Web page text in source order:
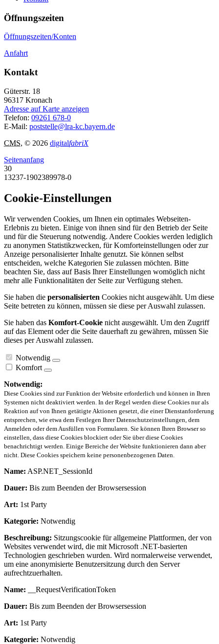
Öffnungszeiten
Öffnungszeiten/Konten
Anfahrt
Kontakt
Güterstr. 18
96317 Kronach
Adresse auf Karte anzeigen
Telefon: 09261 678-0
E-Mail: poststelle@lra-kc.bayern.de
CMS, © 2026 digitalfabriX
Seitenanfang
30
13237-1902389978-0
Cookie-Einstellungen
Wir verwenden Cookies, um Ihnen ein optimales Webseiten-
Erlebnis zu bieten. Einige von ihnen sind für den Betrieb der Seite
und für die Steuerung notwendig. Andere Cookies werden lediglich
zu anonymen Statistikzwecken, für Komforteinstellungen oder zur
Anzeige personalisierter Inhalte genutzt. Sie können selbst
entscheiden, welche Kategorien Sie zulassen möchten. Bitte
beachten Sie, dass auf Basis Ihrer Einstellungen womöglich nicht
mehr alle Funktionalitäten der Seite zur Verfügung stehen.
Sie haben die personalisierten Cookies nicht ausgewählt. Um diese
Seite betreten zu können, müssen sie diese per Auswahl zulassen.
Sie haben das Komfort-Cookie nicht ausgewählt. Um den Zugriff
auf das Element oder die Seite dauerhaft zu gewähren, müssen Sie
dieses per Auswahl zulassen.
Notwendig
Komfort
Notwendig:
Diese Cookies sind zur Funktion der Website erforderlich und können in Ihren
Systemen nicht deaktiviert werden. In der Regel werden diese Cookies nur als
Reaktion auf von Ihnen getätigte Aktionen gesetzt, die einer Dienstanforderung
entsprechen, wie etwa dem Festlegen Ihrer Datenschutzeinstellungen, dem
Anmelden oder dem Ausfüllen von Formularen. Sie können Ihren Browser so
einstellen, dass diese Cookies blockiert oder Sie über diese Cookies
benachrichtigt werden. Einige Bereiche der Website funktionieren dann aber
nicht. Diese Cookies speichern keine personenbezogenen Daten.
Name: ASP.NET_SessionId
Dauer: Bis zum Beenden der Browsersession
Art: 1st Party
Kategorie: Notwendig
Beschreibung: Sitzungscookie für allgemeine Plattformen, der von
Websites verwendet wird, die mit Microsoft .NET-basierten
Technologien geschrieben wurden. Wird normalerweise verwendet,
um eine anonymisierte Benutzersitzung durch den Server
aufrechtzuerhalten.
Name: __RequestVerificationToken
Dauer: Bis zum Beenden der Browsersession
Art: 1st Party
Kategorie: Notwendig